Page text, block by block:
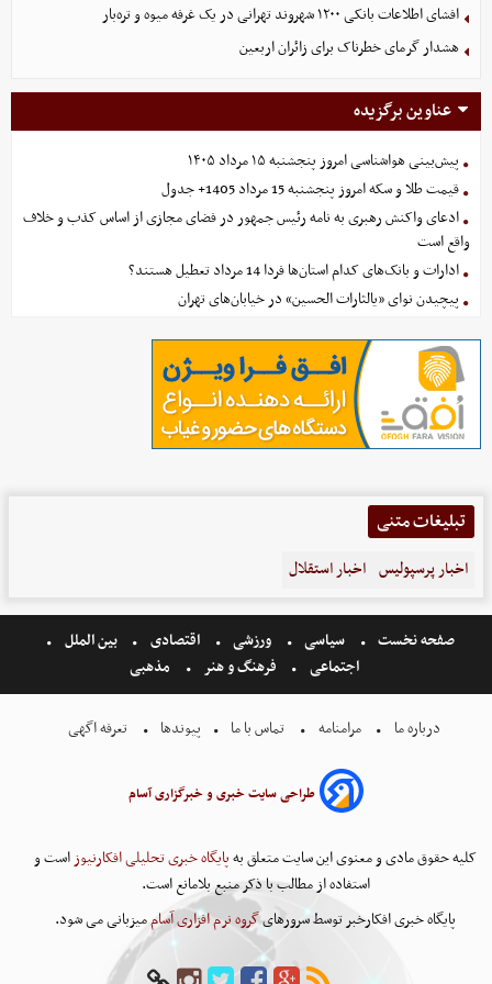
افشای اطلاعات بانکی ۱۲۰۰ شهروند تهرانی در یک غرفه میوه و تره‌بار
هشدار گرمای خطرناک برای زائران اربعین
عناوین برگزیده
پیش‌بینی هواشناسی امروز پنجشنبه ۱۵ مرداد ۱۴۰۵
قیمت طلا و سکه امروز پنجشنبه 15 مرداد 1405+ جدول
ادعای واکنش رهبری به نامه رئیس جمهور در فضای مجازی از اساس کذب و خلاف
واقع است
ادارات و بانک‌های کدام استان‌ها فردا 14 مرداد تعطیل هستند؟
پیچیدن نوای «یالثارات الحسین» در خیابان‌های تهران
تبلیغات متنی
اخبار پرسپولیس اخبار استقلال
صفحه نخست سیاسی ورزشی اقتصادی
بین الملل
اجتماعی
فرهنگ و هنر مذهبی
درباره ما مرامنامه تماس با ما پیوندها تعرفه اگهی
طراحی سایت خبری و خبرگزاری آسام
کلیه حقوق مادی و معنوی این سایت متعلق بهپایگاه خبری تحلیلی افکارنیوزاست و
استفاده از مطالب با ذکر منبع بلامانع است.
پایگاه خبری افکارخبر توسط سرورهایگروه نرم افزاری آساممیزبانی می شود.